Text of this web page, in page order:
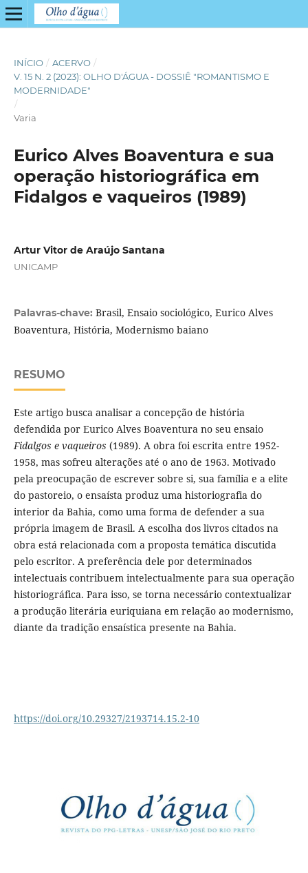
INÍCIO / ACERVO /
V. 15 N. 2 (2023): OLHO D'ÁGUA - DOSSIÊ "ROMANTISMO E
MODERNIDADE"
/
Varia
Eurico Alves Boaventura e sua
operação historiográfica em
Fidalgos e vaqueiros (1989)
Artur Vitor de Araújo Santana
UNICAMP
Palavras-chave: Brasil, Ensaio sociológico, Eurico Alves
Boaventura, História, Modernismo baiano
RESUMO
Este artigo busca analisar a concepção de história
defendida por Eurico Alves Boaventura no seu ensaio
Fidalgos e vaqueiros (1989). A obra foi escrita entre 1952-
1958, mas sofreu alterações até o ano de 1963. Motivado
pela preocupação de escrever sobre si, sua família e a elite
do pastoreio, o ensaísta produz uma historiografia do
interior da Bahia, como uma forma de defender a sua
própria imagem de Brasil. A escolha dos livros citados na
obra está relacionada com a proposta temática discutida
pelo escritor. A preferência dele por determinados
intelectuais contribuem intelectualmente para sua operação
historiográfica. Para isso, se torna necessário contextualizar
a produção literária euriquiana em relação ao modernismo,
diante da tradição ensaística presente na Bahia.
https://doi.org/10.29327/2193714.15.2-10